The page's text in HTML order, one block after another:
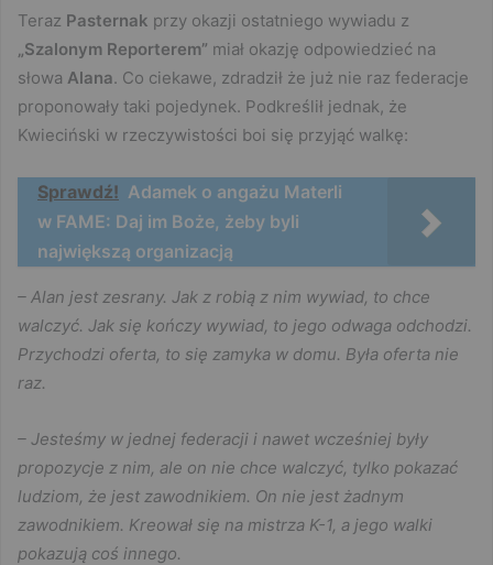
Teraz Pasternak przy okazji ostatniego wywiadu z
„Szalonym Reporterem” miał okazję odpowiedzieć na
słowa Alana. Co ciekawe, zdradził że już nie raz federacje
proponowały taki pojedynek. Podkreślił jednak, że
Kwieciński w rzeczywistości boi się przyjąć walkę:
Sprawdź! Adamek o angażu Materli
w FAME: Daj im Boże, żeby byli
największą organizacją
– Alan jest zesrany. Jak z robią z nim wywiad, to chce
walczyć. Jak się kończy wywiad, to jego odwaga odchodzi.
Przychodzi oferta, to się zamyka w domu. Była oferta nie
raz.
– Jesteśmy w jednej federacji i nawet wcześniej były
propozycje z nim, ale on nie chce walczyć, tylko pokazać
ludziom, że jest zawodnikiem. On nie jest żadnym
zawodnikiem. Kreował się na mistrza K-1, a jego walki
pokazują coś innego.